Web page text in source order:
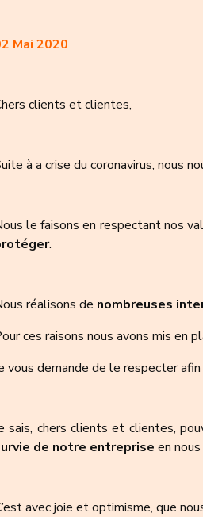
Mai 2020
clients et clientes,
à a crise du coronavirus, nous
le faisons en respectant nos
.
réalisons de nombreuses
ces raisons nous avons mis en
vous demande de le respecter
sais, chers clients et clientes,
de notre entreprise en
avec joie et optimisme, que